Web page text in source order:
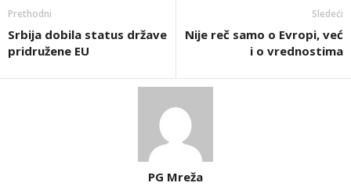
Prethodni
Srbija dobila status države
pridružene EU
Sledeći
Nije reč samo o Evropi, već
i o vrednostima
PG Mreža